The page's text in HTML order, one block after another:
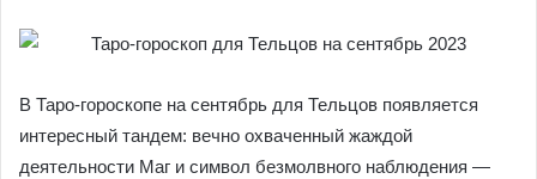
В Таро-гороскопе на сентябрь для Тельцов появляется
интересный тандем: вечно охваченный жаждой
деятельности Маг и символ безмолвного наблюдения —